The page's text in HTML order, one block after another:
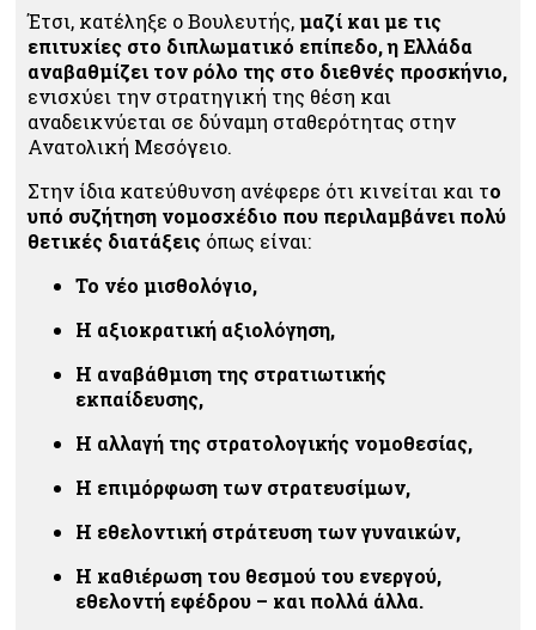
Έτσι, κατέληξε ο Βουλευτής,μαζί και με τις
επιτυχίες στο διπλωματικό επίπεδο, η Ελλάδα
αναβαθμίζει τον ρόλο της στο διεθνές προσκήνιο,
ενισχύει την στρατηγική της θέση και
αναδεικνύεται σε δύναμη σταθερότητας στην
Ανατολική Μεσόγειο.
Στην ίδια κατεύθυνση ανέφερε ότι κινείται και το
υπό συζήτηση νομοσχέδιο που περιλαμβάνει πολύ
θετικές διατάξεις όπως είναι:
Το νέο μισθολόγιο,
Η αξιοκρατική αξιολόγηση,
Η αναβάθμιση της στρατιωτικής
εκπαίδευσης,
Η αλλαγή της στρατολογικής νομοθεσίας,
Η επιμόρφωση των στρατευσίμων,
Η εθελοντική στράτευση των γυναικών,
Η καθιέρωση του θεσμού του ενεργού,
εθελοντή εφέδρου – και πολλά άλλα.